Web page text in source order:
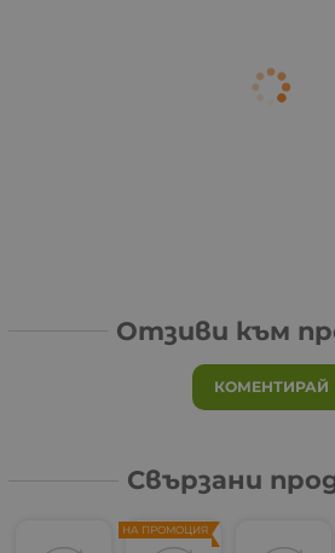
Отзиви към
КОМЕНТИРАЙ
Свързани
НА ПРОМОЦИЯ